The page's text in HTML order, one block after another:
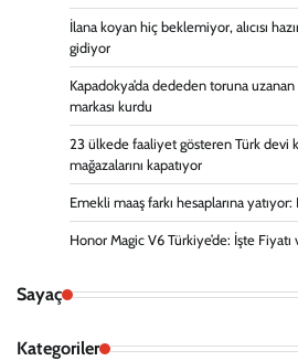
İlana koyan hiç beklemiyor, alıcısı
gidiyor
Kapadokya’da dededen toruna
markası kurdu
23 ülkede faaliyet gösteren Türk devi
mağazalarını kapatıyor
Emekli maaş farkı hesaplarına
Honor Magic V6 Türkiye’de: İşte
Sayaç
Kategoriler